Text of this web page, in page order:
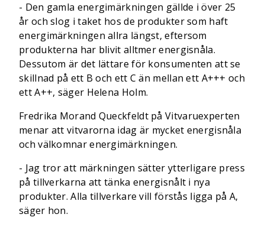
- Den gamla energimärkningen gällde i över 25
år och slog i taket hos de produkter som haft
energimärkningen allra längst, eftersom
produkterna har blivit alltmer energisnåla.
Dessutom är det lättare för konsumenten att se
skillnad på ett B och ett C än mellan ett A+++ och
ett A++, säger Helena Holm.
Fredrika Morand Queckfeldt på Vitvaruexperten
menar att vitvarorna idag är mycket energisnåla
och välkomnar energimärkningen.
- Jag tror att märkningen sätter ytterligare press
på tillverkarna att tänka energisnålt i nya
produkter. Alla tillverkare vill förstås ligga på A,
säger hon.